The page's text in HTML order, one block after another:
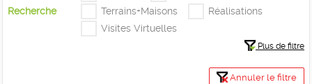
Recherche
Terrains+Maisons
Réalisations
Visites Virtuelles
Plus de filtre
Annuler le filtre